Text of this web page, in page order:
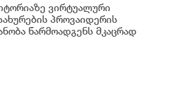
პირი არ
საქართველოს
ვირტუალური
პროვაიდერის
წარმოადგენს მკაცრად